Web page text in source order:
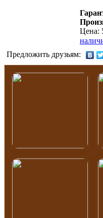
Цена:
Предложить друзьям: